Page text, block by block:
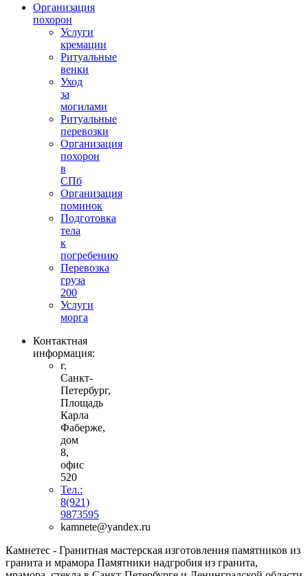
Организация
похорон
Услуги
кремации
Ритуальные
венки
Уход
за
могилами
Ритуальные
перевозки
Организация
похорон
в
СПб
Организация
поминок
Подготовка
тела
к
погребению
Перевозка
груза
200
Услуги
морга
Контактная
информация:
г.
Санкт-
Петербург,
Площадь
Карла
Фаберже,
дом
8,
офис
520
Тел.:
8(921)
9873595
kamnete@yandex.ru
Камнетес - Гранитная мастерская изготовления памятников из
гранита и мрамора Памятники надгробия из гранита,